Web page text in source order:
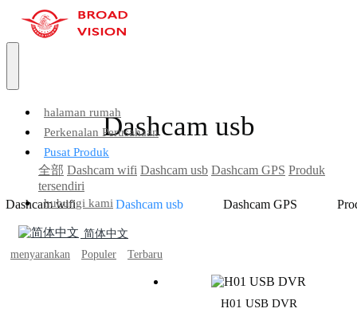
halaman rumah
Perkenalan Perusahaan
Pusat Produk
全部 Dashcam wifi Dashcam usb Dashcam GPS Produk
tersendiri
hubungi kami
简体中文
Dashcam usb
Dashcam wifi Dashcam usb Dashcam GPS
menyarankan Populer Terbaru
H01 USB DVR